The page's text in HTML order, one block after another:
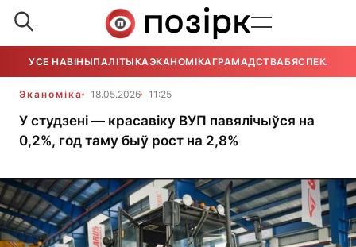
УСЕ НАВІНЫПАЛІТЫКАЭКАНОМІКАГРАМАДСТВАБЯСПЕКА
Эканоміка 18.05.2026 11:25
У студзені — красавіку ВУП павялічыўся на
0,2%, год таму быў рост на 2,8%